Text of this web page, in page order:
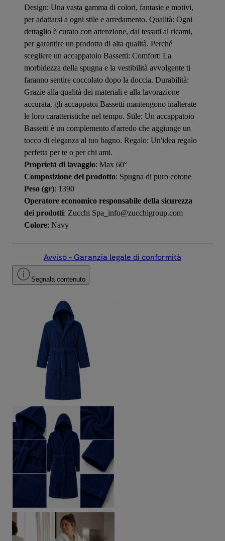
Design: Una vasta gamma di colori, fantasie e motivi,
per adattarsi a ogni stile e arredamento. Qualità: Ogni
dettaglio è curato con attenzione, dai tessuti ai ricami,
per garantire un prodotto di alta qualità. Perché
scegliere un accappatoio Bassetti: Comfort: La
morbidezza della spugna e la vestibilità avvolgente ti
faranno sentire coccolato dopo la doccia. Durabilità:
Grazie alla qualità dei materiali e alla lavorazione
accurata, gli accappatoi Bassetti mantengono inalterate
le loro caratteristiche nel tempo. Stile: Un accappatoio
Bassetti è un complemento d'arredo che aggiunge un
tocco di eleganza al tuo bagno. Regalo: Un'idea regalo
perfetta per te o per chi ami.
Proprietà di lavaggio: Max 60°
Composizione del prodotto: Spugna di puro cotone
Peso (gr): 1390
Operatore economico responsabile della sicurezza
dei prodotti: Zucchi Spa_info@zucchigroup.com
Colore: Navy
Avviso – Garanzia legale di conformità
Segnala contenuto